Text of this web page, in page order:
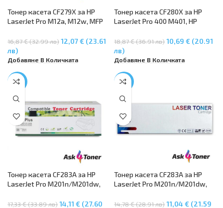
Тонер касета CF279X за HP
LaserJet Pro M12a, M12w, MFP
16,87 € (32.99 лв)12,07 € (23.61
лв)
Добавяне В Количката
Тонер касета CF280X за HP
LaserJet Pro 400 M401, HP
ASK4TONER
18,87 € (36.91 лв)10,69 € (20.91
лв)
Добавяне В Количката
-19%
Тонер касета CF283A за HP
LaserJet Pro M201n/M201dw,
M127fn/MFP M127fw, MFP
17,33 € (33.89 лв)14,11 € (27.60
-25%
Тонер касета CF283A за HP
LaserJet Pro M201n/M201dw,
M127fn/MFP M127fw, MFP
14,78 € (28.91 лв)11,04 € (21.59